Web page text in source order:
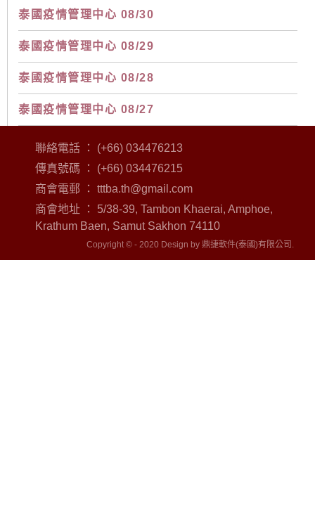
泰國疫情管理中心 08/30
泰國疫情管理中心 08/29
泰國疫情管理中心 08/28
泰國疫情管理中心 08/27
聯絡電話 ： (+66) 034476213
傳真號碼 ： (+66) 034476215
商會電郵 ： tttba.th@gmail.com
商會地址 ： 5/38-39, Tambon Khaerai, Amphoe,
Krathum Baen, Samut Sakhon 74110
Copyright © - 2020 Design by 鼎捷軟件(泰國)有限公司.